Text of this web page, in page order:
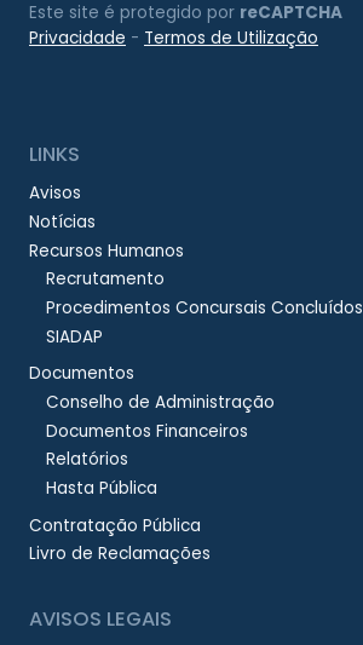
Este site é protegido por reCAPTCHA
Privacidade - Termos de Utilização
LINKS
Avisos
Notícias
Recursos Humanos
Recrutamento
Procedimentos Concursais Concluídos
SIADAP
Documentos
Conselho de Administração
Documentos Financeiros
Relatórios
Hasta Pública
Contratação Pública
Livro de Reclamações
AVISOS LEGAIS